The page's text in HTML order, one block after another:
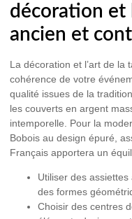
décoration et
ancien et
La décoration et l’art de la
cohérence de votre
qualité issues de la
les couverts en argent
intemporelle. Pour la
Bobois au design épuré,
Français apportera un
Utiliser des
des formes
Choisir des centres